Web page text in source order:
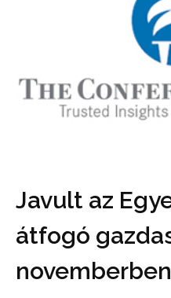
Javult az
átfogó